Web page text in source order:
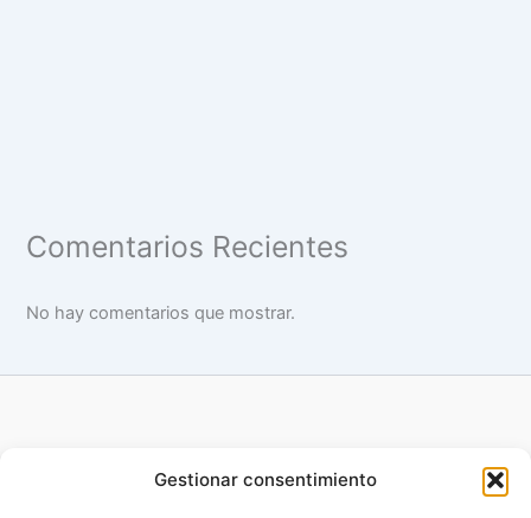
Gestionar consentimiento
Comentarios Recientes
No hay comentarios que mostrar.